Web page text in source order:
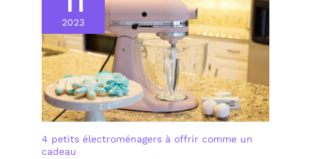
2023
4 petits électroménagers à offrir comme un
cadeau